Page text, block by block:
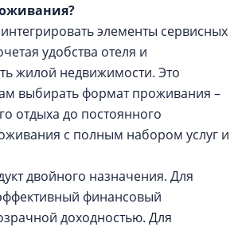
элементы сервисных
удобства отеля и
жилой недвижимости. Это
выбирать формат проживания –
отдыха до постоянного
с полным набором услуг и
двойного назначения. Для
финансовый
доходностью. Для